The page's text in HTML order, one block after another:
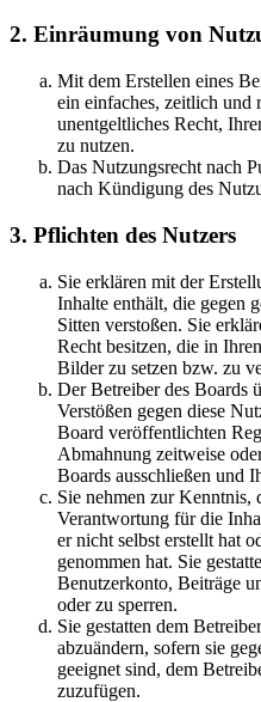
2. Einräumung von
Mit dem Erstellen eines
ein einfaches, zeitlich und
unentgeltliches Recht,
zu nutzen.
Das Nutzungsrecht nach
nach Kündigung des
3. Pflichten des Nutzers
Sie erklären mit der
Inhalte enthält, die gegen
Sitten verstoßen. Sie
Recht besitzen, die in
Bilder zu setzen bzw. zu
Der Betreiber des Boards
Verstößen gegen diese
Board veröffentlichten
Abmahnung zeitweise
Boards ausschließen und
Sie nehmen zur Kenntnis,
Verantwortung für die
er nicht selbst erstellt hat
genommen hat. Sie
Benutzerkonto, Beiträge
oder zu sperren.
Sie gestatten dem
abzuändern, sofern sie
geeignet sind, dem
zuzufügen.